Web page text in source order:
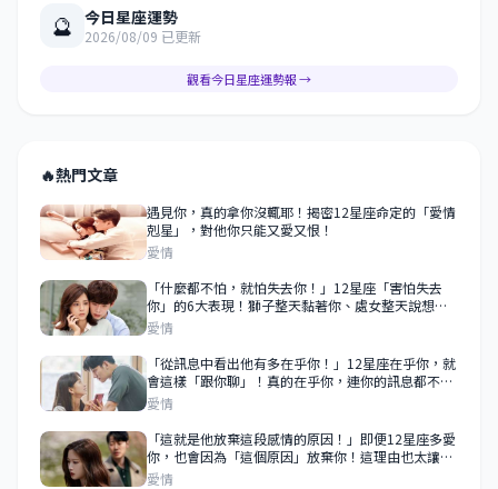
🔮 今日星座運勢
2026/08/09 已更新
觀看今日星座運勢報 →
🔥熱門文章
遇見你，真的拿你沒輒耶！揭密12星座命定的「愛情
剋星」，對他你只能又愛又恨！
愛情
「什麼都不怕，就怕失去你！」12星座「害怕失去
你」的6大表現！獅子整天黏著你、處女整天說想
你！
愛情
「從訊息中看出他有多在乎你！」12星座在乎你，就
會這樣「跟你聊」！真的在乎你，連你的訊息都不會
敷衍！
愛情
「這就是他放棄這段感情的原因！」即便12星座多愛
你，也會因為「這個原因」放棄你！這理由也太讓人
傻眼了吧！
愛情